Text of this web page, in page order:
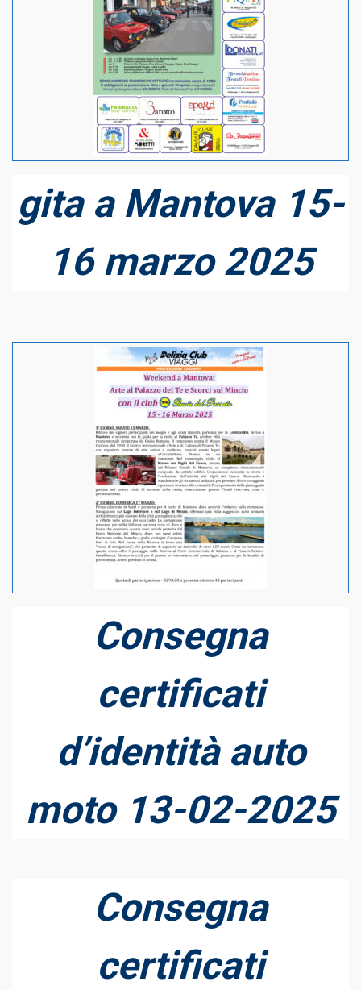
gita a Mantova 15-
16 marzo 2025
Consegna
certificati
d’identità auto
moto 13-02-2025
Consegna
certificati